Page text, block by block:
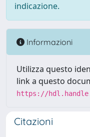
indicazione.
Informazioni
Utilizza questo
link a questo
https://
Citazioni